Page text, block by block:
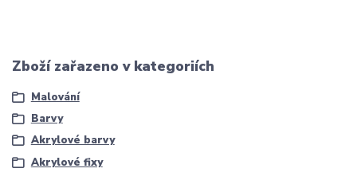
Zboží zařazeno v kategoriích
Malování
Barvy
Akrylové barvy
Akrylové fixy